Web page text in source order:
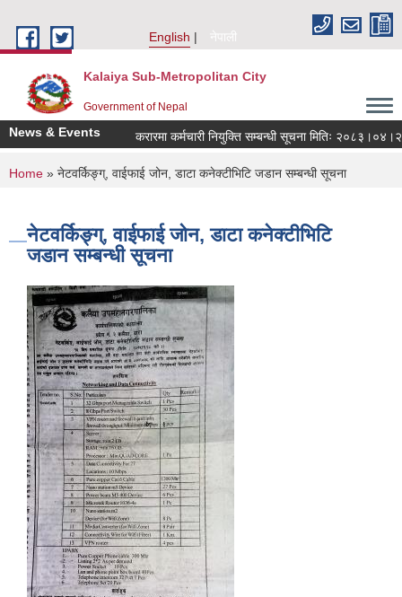
English
नेपाली
Kalaiya Sub-Metropolitan City
Government of Nepal
News & Events करारमा कर्मचारी नियुक्ति सम्बन्धी सूचना मितिः २०८३।०४।२१
You are here
Home » नेटवर्किङ्ग्, वाईफाई जोन, डाटा कनेक्टीभिटि जडान सम्बन्धी सूचना
नेटवर्किङ्ग्, वाईफाई जोन, डाटा कनेक्टीभिटि
जडान सम्बन्धी सूचना